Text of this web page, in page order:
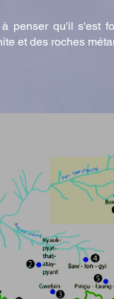
penser qu'il s'est
et des roches